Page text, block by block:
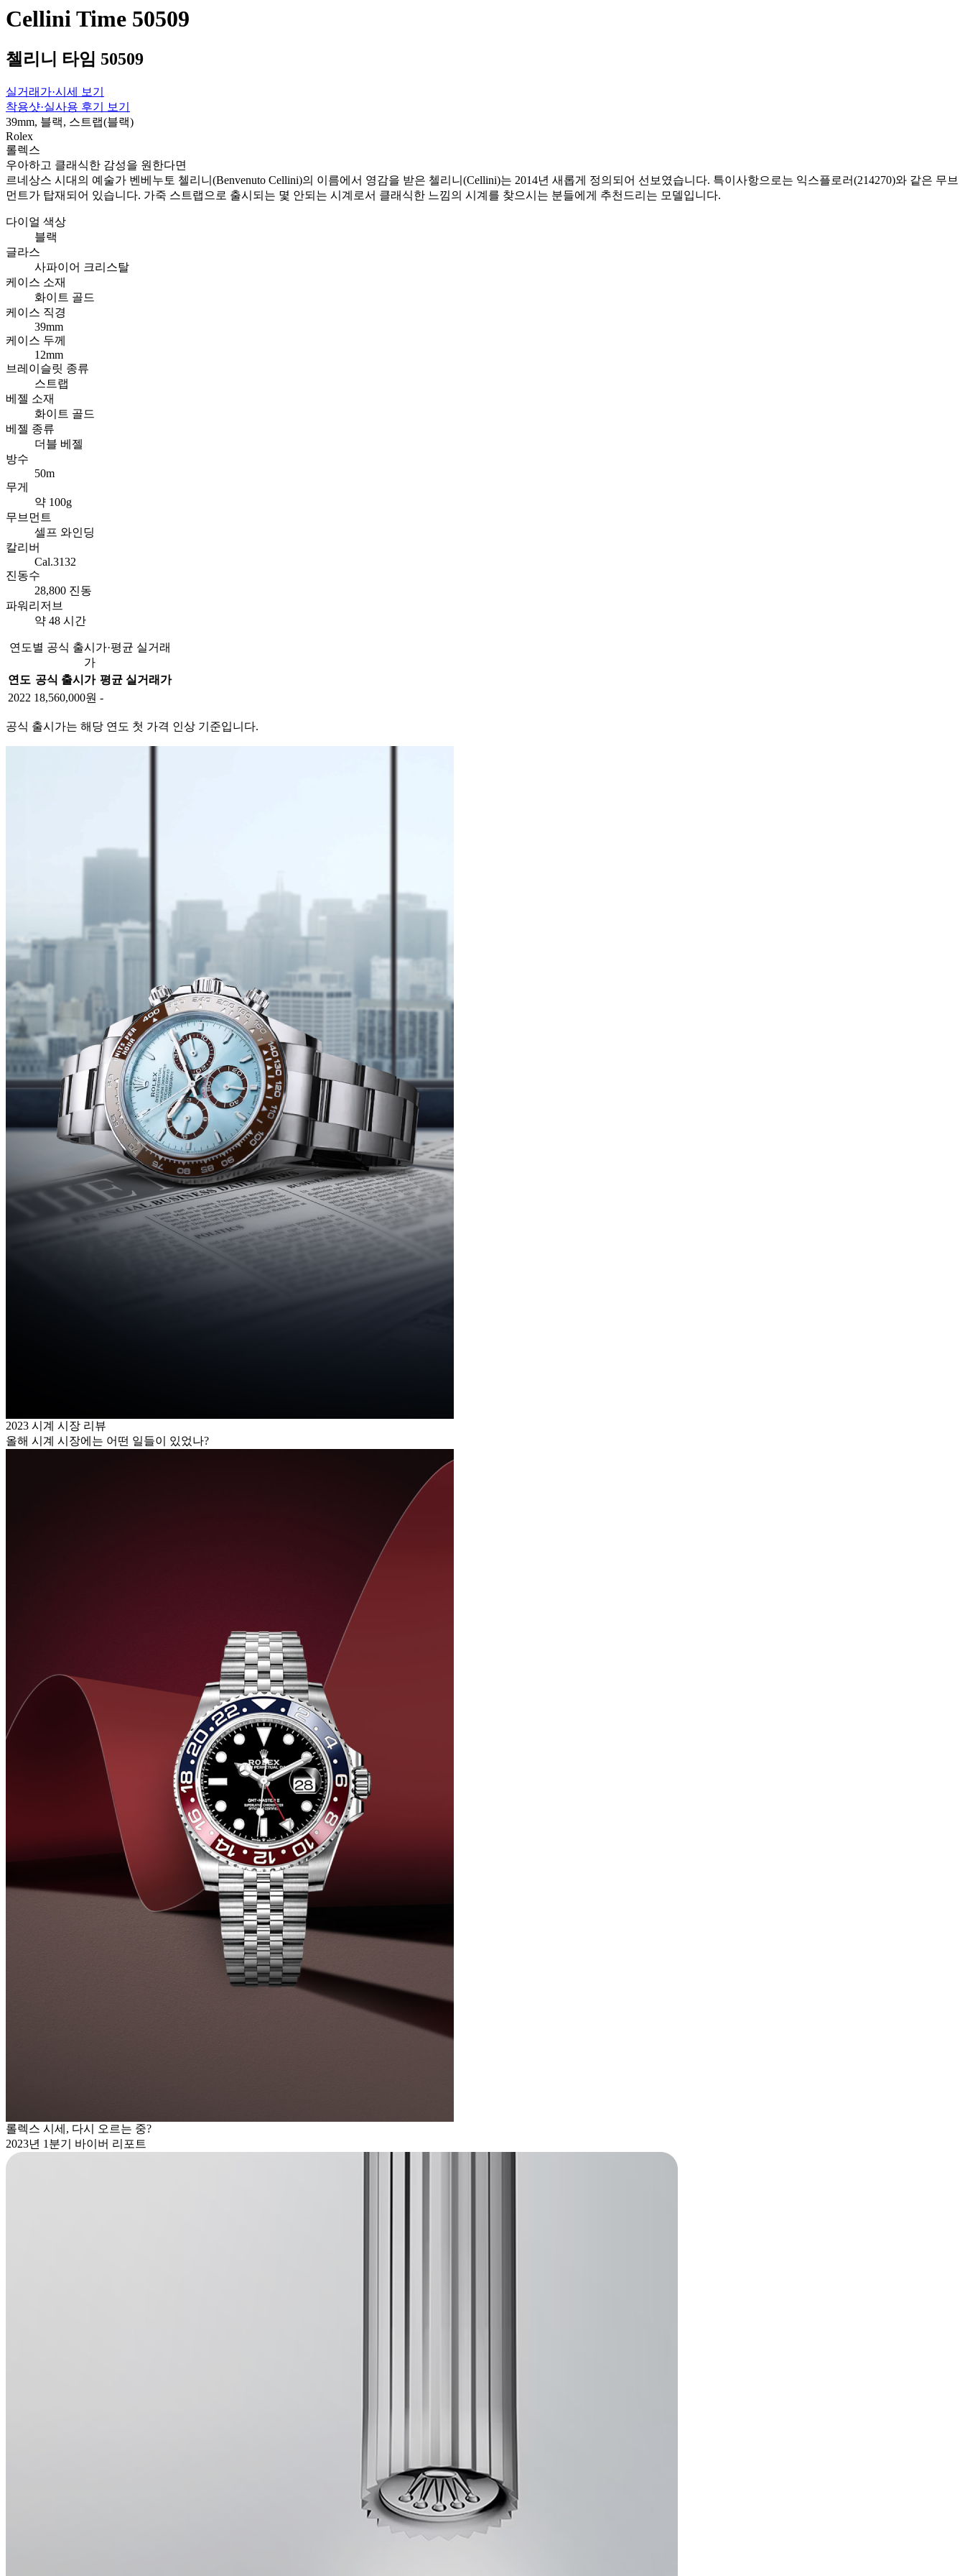
Cellini Time 50509
첼리니 타임 50509
실거래가·시세 보기
착용샷·실사용 후기 보기
39mm, 블랙, 스트랩(블랙)
Rolex
롤렉스
우아하고 클래식한 감성을 원한다면
르네상스 시대의 예술가 벤베누토 첼리니(Benvenuto Cellini)의 이름에서 영감을 받은 첼리니(Cellini)는 2014년 새롭게 정의되어 선보였습니다. 특이사항으로는 익스플로러(214270)와 같은 무브
먼트가 탑재되어 있습니다. 가죽 스트랩으로 출시되는 몇 안되는 시계로서 클래식한 느낌의 시계를 찾으시는 분들에게 추천드리는 모델입니다.
다이얼 색상
블랙
글라스
사파이어 크리스탈
케이스 소재
화이트 골드
케이스 직경
39mm
케이스 두께
12mm
브레이슬릿 종류
스트랩
베젤 소재
화이트 골드
베젤 종류
더블 베젤
방수
50m
무게
약 100g
무브먼트
셀프 와인딩
칼리버
Cal.3132
진동수
28,800 진동
파워리저브
약 48 시간
연도별 공식 출시가·평균 실거래
가
연도 공식 출시가 평균 실거래가
2022 18,560,000원 -
공식 출시가는 해당 연도 첫 가격 인상 기준입니다.
2023 시계 시장 리뷰
올해 시계 시장에는 어떤 일들이 있었나?
롤렉스 시세, 다시 오르는 중?
2023년 1분기 바이버 리포트